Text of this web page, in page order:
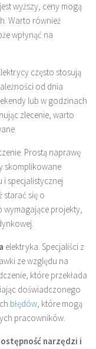
wyższy, ceny mogą
Warto również
wpłynąć na
często stosują
od dnia
lub w godzinach
zlecenie, warto
Prostą naprawę
skomplikowane
i specjalistycznej
starać się o
projekty,
elektryka. Specjaliści z
ze względu na
które przekłada
doświadczonego
błędów, które mogą
pracowników.
narzędzi i